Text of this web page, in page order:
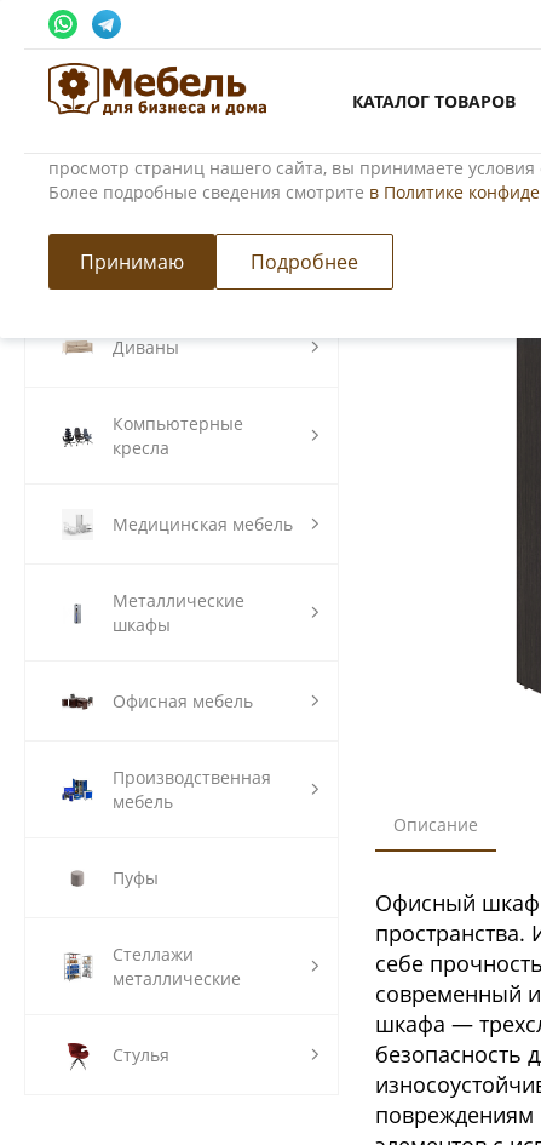
Использование файлов Cookie
Мы используем файлы cookie, разработанные нашими
просмотр страниц нашего сайта, вы принимаете условия
Более подробные сведения смотрите в Политике
Принимаю Подробнее
КАТАЛОГ ТОВАРОВ
Главная / Каталог товаров / Офисная мебель / Мебель для
Модульные кухни
Диваны
Компьютерные
кресла
Медицинская мебель
Металлические
шкафы
Офисная мебель
Производственная
мебель
Пуфы
Стеллажи
металлические
Стулья
Описание
Офисный шкаф
себе
современный
шкафа —
безопасность
повреждениям